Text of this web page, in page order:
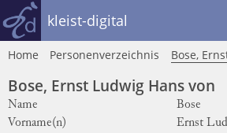
kleist-digital
Home Personenverzeichnis Bose,
Bose, Ernst Ludwig Hans von
Name
Bose
Vorname(n)
Ernst